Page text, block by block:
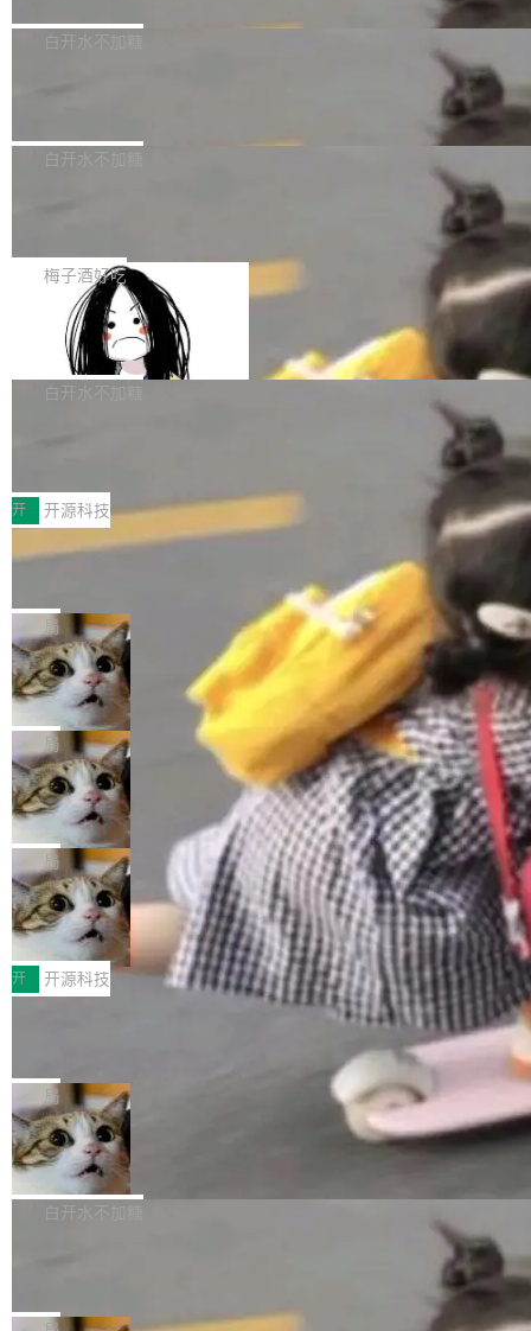
员工参与设立的专项资产管理计划。其中，Dee
获配9...
一个回归问题，该问题导致拉取镜像时会拒绝包
题，该问题可能导致在旧版 Linux 内核...
e 孵化器项目管理委员会（IPMC）投票中获得
P）！这一里程碑不仅标志着 Fluss 迈入新的发
白开水不加糖
长期停止内容更新，未能实现其作为“AI版维基百
提交的编辑请求也长期处于待处理状态。 Groki
pedia 于去年底上线，定位为由人工智能生成内
容的百科平台，被马斯克视为传统众包百科网站
维基百科的替代方案。Lawfare 调查发现，无论
热门页面还是低关注度页面，均未出现近期更
白开水不加糖
是这样的：配 MessageSource 的 Bean、写 R
eloadableResourceBundleMessageSource、
声明 LocaleResolver、注册 LocaleChangeInt
erceptor…五六步之后才能看到第一行翻译文
本。 Solon 换了个方式。整个 i18n 模块围绕三
梅子酒好吃
Apache Doris 4.1 全面增强 Iceberg：
支持 UPDATE、MERGE INTO 与 Iceb
erg V3
Apache Doris 4.1 要补齐的，正是缺失的那一
半。在已有查询能力的基础上，Doris 进一步支
常维护操作，并完整支持 Iceberg V3 格式。
白开水不加糖
村国家自主创新示范区会议中心开幕。本届大会
由中关村智联软件服务业质量创新联盟主办，以
“智构可信·质创未来——AI原生时代的质量新范
式”为主题，直面AI从实验室走向规模化产业落地
的核心质量命题。会上，《2026智能研发生产力
工具选型手册》发布，Testin云测的Testin XAge
nt智能测试系统入选AI测试领域代表产品。对CI
O而言，这提示了一个转变：AI测试正在从效率
工具升级为企业的质量基础设施。 CIO面对的新
现实 过去两年，CIO们的焦虑清单上多了两项：
一是如何让大模型和智能体应用安全地从PoC走
向生产，二是如何让测试团队跟得上AI应用...
开 开源科技
让非法状态不可表示：一篇关于 ADT
有一种东西，一旦用过就回不去了。Alex Fedos
eev 管它叫"软件设计的基石"。 他说的东西不新
鲜——代数数据类型（ADT），尤其是和类型
（sum type）。但他说清楚了一件事：这不是类
型系统的学术体操，是日常编码的思维方式。 文
章从一个简单的例子切入。一个网站的深色主题
设置，如果用布尔值 + 可空字段来表示——bool
ean 表示是否可切换，nullable 的默认模式、浅
色方案、深色方案——会产生大量无意义的组
合。方案缺了、配置冲突了、全 null 了。要知道
哪些组合有效，作者说，你得靠"文档、校验、或
者部落知识"。 换个写法。Rust 的 enum，两个
变体：Switchable...
局
Cloudflare 开源内部企业 AI 平台 Clou
dflare OS
Cloudflare 发布了一个开源项目 Cloudflare O
S。如果你只看官方博客，你会觉得这是又一
个"AI 知识库 + 聊天机器人"——每个大厂都在
做，没什么新鲜的。 但 Kenton Varda 在 Twitte
r 上把事情说清楚了： 今天我们发布了 Cloudfla
re OS，一个带连接器的聊天机器人，跟其他所
有科技公司做的一样。只不过，实际上它不一
样。这是 Sandstorm.io 的重制版，我十年前的
那个创业公司。不同的是，这次它构建在 Cloudf
lare Workers 上——我花了九年时间搭建的平台
——并且深度集成了 AI。这基本上是我十年秘密
局
Deno 团队开源 Celld，可自托管的分
布式 Durable Objects
Ryan Dahl 领导的 Deno 团队推出了最新开源项
目 Celld，一个能在自己机器上运行 Cloudflare
Workers 和 Durable Objects 的守护进程。 设
计思路很直接：每个对象是一个独立的 SQLite
数据库，按名称寻址，复制到你自己的 S3 兼容
存储库里。节点之间只通过这个存储库协调——
没有控制平面，没有共识协议。每个对象自带一
个小型数据库，应用天然按分片构建，单个数据
库的竞争和爆炸半径问题在设计层面就被消除
了。 闲置的 cell 会休眠到几乎不占资源。当 cel
l 迁移或唤醒时，新宿主从 S3 恢复 SQLite 数据
库继续执行。存储库是持久化的唯一真相...
局
鲁大师7月新机性能/流畅/AI榜：vivo夺
性能、流畅双第一，三星Galaxy Z系列
新折叠缺席
2026年7月的手机市场，由于存储等硬件成本暴
增，手机厂商的日子也不好过啊，新机速度明显
放缓，因此硝烟味淡了许多。新机参数规格除开
高价的三星折叠（三星Galaxy Z Fold8 Ultra / Z
Fold8 / Z Flip8）外，其余要么是中低端机器，
例如iQOO Z11i、REDMI Note 17、REDMI No
te 17 Pro、OPPO K15，要么是vivo X300 E这
样的次旗舰。 Galaxy Z Fold8 Ultra / Z Fold8 /
Z Flip8三款折叠屏新机均在7月22日发布，且全
部搭载骁龙8 Elite Gen5 for Galaxy，它们本该
开 开源科技
Zed 编辑器团队发布了新项目——DeltaDB，一
个在 git commit 之间记录每一次编辑操作的版
本控制系统。目前处于 Early Access 阶段。 De
ltaDB 的核心思路直接写在 landing page 最显
眼的位置：「Software is made between com
mits」——软件是在 commit 之间写出来的。git
是把这段空隙补上。 回退到任何一次编辑：Delt
局
SpaceXAI 单季资本开支达 183 亿美元
根据风险投资人Tomer Tunguz 博客（VC 分
析）披露的最新分析与第二季度业绩报告，Spac
微软同期总资本开支的四成。 与亚马逊、Alpha
白开水不加糖
一个在终端里运行的编程 agent；Muse Spark